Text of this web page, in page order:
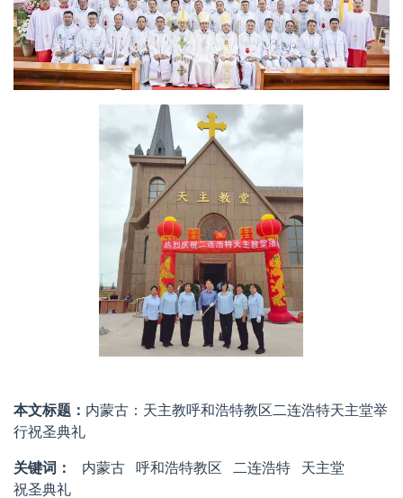
本文标题： 内蒙古：天主教呼和浩特教区二连浩特天主堂举
行祝圣典礼
关键词： 内蒙古 呼和浩特教区 二连浩特
天主堂
祝圣典礼